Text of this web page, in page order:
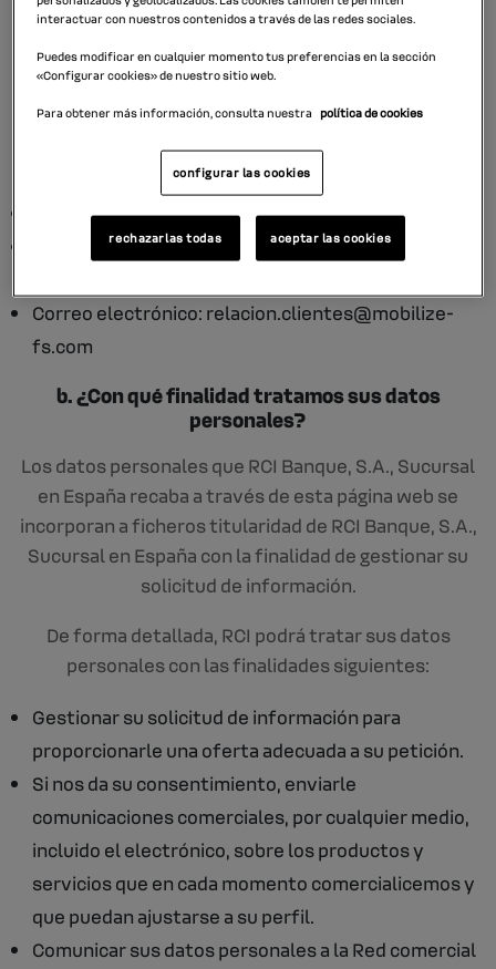
pudieran ocasionar como consecuencia de esta
obligación.
a. ¿Quién es el Responsable del tratamiento de
sus datos personales?
Identidad: RCI Banque, S.A., Sucursal en España.
Dirección postal: Av. Europa, nº1, Edificio A, 28108,
Correo electrónico: relacion.clientes@mobilize-
fs.com
b. ¿Con qué finalidad tratamos sus datos
personales?
Los datos personales que RCI Banque, S.A., Sucursal
en España recaba a través de esta página web se
incorporan a ficheros titularidad de RCI Banque, S.A.,
Sucursal en España con la finalidad de gestionar su
solicitud de información.
De forma detallada, RCI podrá tratar sus datos
personales con las finalidades siguientes:
Gestionar su solicitud de información para
proporcionarle una oferta adecuada a su petición.
Si nos da su consentimiento, enviarle
comunicaciones comerciales, por cualquier medio,
incluido el electrónico, sobre los productos y
servicios que en cada momento comercialicemos y
que puedan ajustarse a su perfil.
Comunicar sus datos personales a la Red comercial
interactuar con nuestros contenidos a través de las redes sociales.
Puedes modificar en cualquier momento tus preferencias en la sección
«Configurar cookies» de nuestro sitio web.
Para obtener más información, consulta nuestra política de cookies
configurar las cookies
rechazarlas todas aceptar las cookies